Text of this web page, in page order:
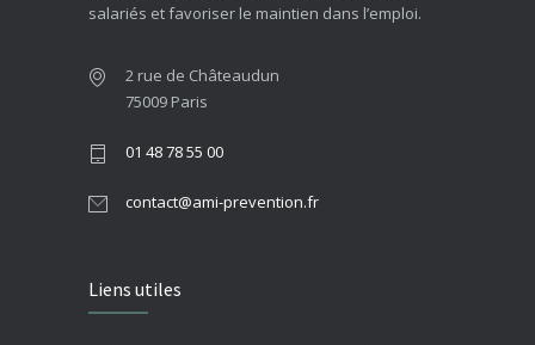
salariés et favoriser le maintien dans l’emploi.
2 rue de Châteaudun
75009 Paris
01 48 78 55 00
contact@ami-prevention.fr
Liens utiles